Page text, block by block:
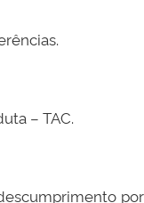
– TAC.